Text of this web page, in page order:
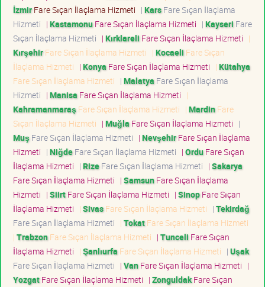
İzmirFare Sıçan İlaçlama Hizmeti | KarsFare Sıçan İlaçlama
Hizmeti | KastamonuFare Sıçan İlaçlama Hizmeti | Kayseri Fare
Sıçan İlaçlama Hizmeti | Kırklareli Fare Sıçan İlaçlama Hizmeti |
KırşehirFare Sıçan İlaçlama Hizmeti | Kocaeli Fare Sıçan
İlaçlama Hizmeti | Konya Fare Sıçan İlaçlama Hizmeti | Kütahya
Fare Sıçan İlaçlama Hizmeti | Malatya Fare Sıçan İlaçlama
Hizmeti | Manisa Fare Sıçan İlaçlama Hizmeti |
Kahramanmaraş Fare Sıçan İlaçlama Hizmeti | MardinFare
Sıçan İlaçlama Hizmeti | Muğla Fare Sıçan İlaçlama Hizmeti |
Muş Fare Sıçan İlaçlama Hizmeti | NevşehirFare Sıçan İlaçlama
Hizmeti | NiğdeFare Sıçan İlaçlama Hizmeti | OrduFare Sıçan
İlaçlama Hizmeti | RizeFare Sıçan İlaçlama Hizmeti | Sakarya
Fare Sıçan İlaçlama Hizmeti | SamsunFare Sıçan İlaçlama
Hizmeti | SiirtFare Sıçan İlaçlama Hizmeti | SinopFare Sıçan
İlaçlama Hizmeti | SivasFare Sıçan İlaçlama Hizmeti | Tekirdağ
Fare Sıçan İlaçlama Hizmeti | TokatFare Sıçan İlaçlama Hizmeti
| TrabzonFare Sıçan İlaçlama Hizmeti | Tunceli Fare Sıçan
İlaçlama Hizmeti | Şanlıurfa Fare Sıçan İlaçlama Hizmeti | Uşak
Fare Sıçan İlaçlama Hizmeti | VanFare Sıçan İlaçlama Hizmeti |
YozgatFare Sıçan İlaçlama Hizmeti | ZonguldakFare Sıçan